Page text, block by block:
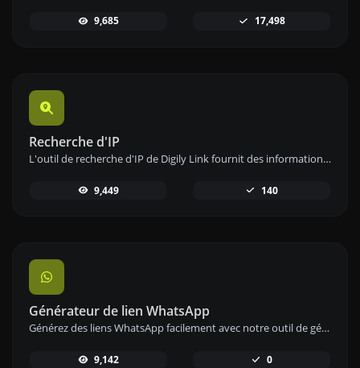
9,685 17,498
Recherche d'IP
L'outil de recherche d'IP de Digily Link fournit des informations détaillées sur toute adresse IP. Utilisez ce service en ligne gratuit pour obtenir des données IP complètes.
9,449 140
Générateur de lien WhatsApp
Générez des liens WhatsApp facilement avec notre outil de génération de liens WhatsApp pour une communication instantanée.
9,142 0